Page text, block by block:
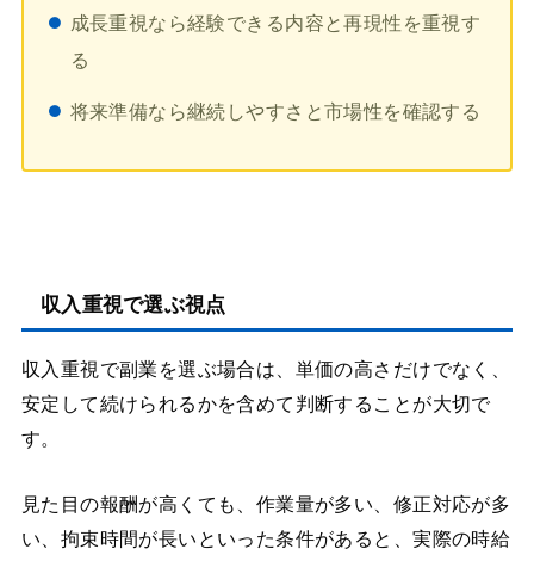
成長重視なら経験できる内容と再現性を重視す
る
将来準備なら継続しやすさと市場性を確認する
収入重視で選ぶ視点
収入重視で副業を選ぶ場合は、単価の高さだけでなく、
安定して続けられるかを含めて判断することが大切で
す。
見た目の報酬が高くても、作業量が多い、修正対応が多
い、拘束時間が長いといった条件があると、実際の時給